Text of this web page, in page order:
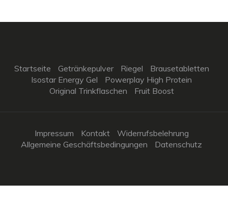
Startseite Getränkepulver Riegel
Brausetabletten
Isostar Energy Gel
Powerplay High Protein
Original Trinkflaschen
Fruit Boost
Impressum Kontakt
Widerrufsbelehrung
Allgemeine Geschäftsbedingungen
Datenschutz